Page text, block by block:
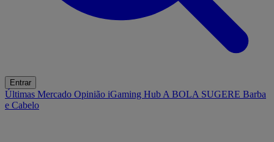
Entrar
Últimas Mercado Opinião iGaming Hub A BOLA SUGERE Barba
e Cabelo